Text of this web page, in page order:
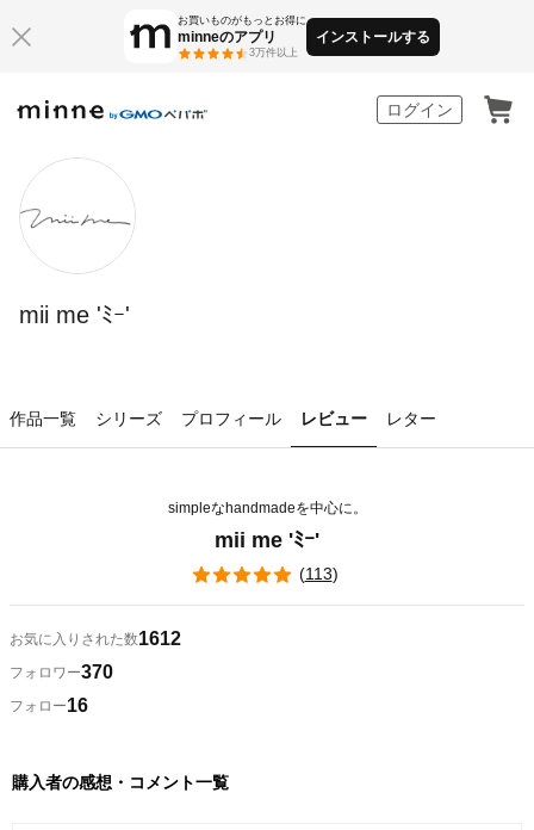
お買いものがもっとお得に
minneのアプリ
3万件以上
インストールする
ログイン
mii me 'ﾐｰ'
作品一覧 シリーズ プロフィール レビュー レター
simpleなhandmadeを中心に。
mii me 'ﾐｰ'
(113)
お気に入りされた数1612
フォロワー370
フォロー16
購入者の感想・コメント一覧